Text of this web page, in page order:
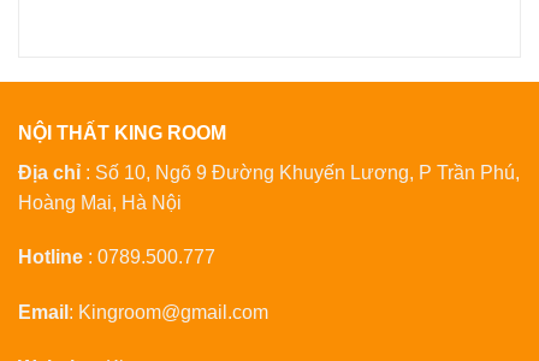
NỘI THẤT KING ROOM
Địa chỉ : Số 10, Ngõ 9 Đường Khuyến Lương, P Trần Phú,
Hoàng Mai, Hà Nội
Hotline : 0789.500.777
Email : Kingroom@gmail.com